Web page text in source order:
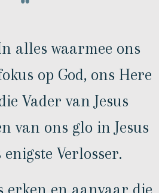
alles waarmee ons
op God, ons Here
Vader van Jesus
van ons glo in Jesus
Verlosser.